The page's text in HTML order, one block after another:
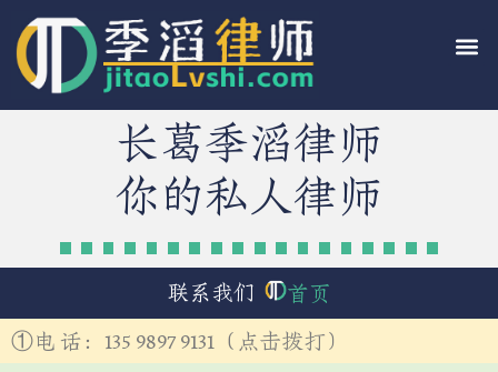
长葛季滔律师
你的私人律师
联系我们 首页
①电 话：135 9897 9131（点击拨打）